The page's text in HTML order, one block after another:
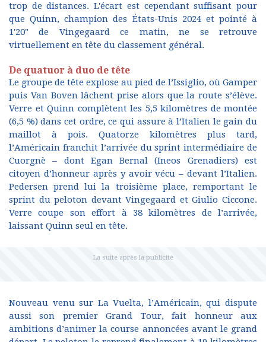
trop de distances. L'écart est cependant suffisant pour
que Quinn, champion des États-Unis 2024 et pointé à
1'20" de Vingegaard ce matin, ne se retrouve
virtuellement en tête du classement général.
De quatuor à duo de tête
Le groupe de tête explose au pied de l’Issiglio, où Gamper
puis Van Boven lâchent prise alors que la route s’élève.
Verre et Quinn complètent les 5,5 kilomètres de montée
(6,5 %) dans cet ordre, ce qui assure à l’Italien le gain du
maillot à pois. Quatorze kilomètres plus tard,
l’Américain franchit l’arrivée du sprint intermédiaire de
Cuorgnè – dont Egan Bernal (Ineos Grenadiers) est
citoyen d’honneur après y avoir vécu – devant l’Italien.
Pedersen prend lui la troisième place, remportant le
sprint du peloton devant Vingegaard et Giulio Ciccone.
Verre coupe son effort à 38 kilomètres de l’arrivée,
laissant Quinn seul en tête.
Nouveau venu sur La Vuelta, l’Américain, qui dispute
aussi son premier Grand Tour, fait honneur aux
ambitions d’animer la course annoncées avant le grand